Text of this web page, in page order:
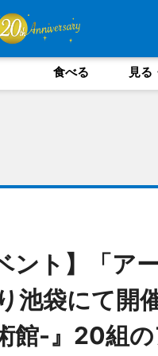
食べる 見る
ント】「ア
池袋にて開
館-』20組